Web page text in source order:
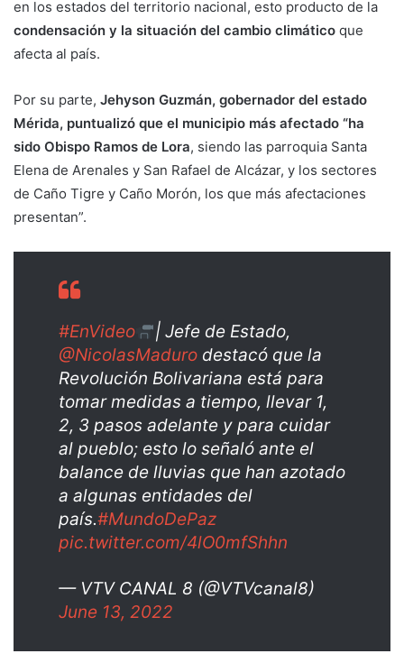
en los estados del territorio nacional, esto producto de la
condensación y la situación del cambio climático que
afecta al país.
Por su parte, Jehyson Guzmán, gobernador del estado
Mérida, puntualizó que el municipio más afectado “ha
sido Obispo Ramos de Lora, siendo las parroquia Santa
Elena de Arenales y San Rafael de Alcázar, y los sectores
de Caño Tigre y Caño Morón, los que más afectaciones
presentan”.
#EnVideo
| Jefe de Estado,
@NicolasMaduro destacó que la
Revolución Bolivariana está para
tomar medidas a tiempo, llevar 1,
2, 3 pasos adelante y para cuidar
al pueblo; esto lo señaló ante el
balance de lluvias que han azotado
a algunas entidades del
país.#MundoDePaz
pic.twitter.com/4lO0mfShhn
— VTV CANAL 8 (@VTVcanal8)
June 13, 2022